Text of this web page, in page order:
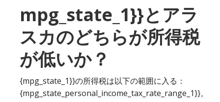
mpg_state_1}}とアラ
スカのどちらが所得税
が低いか？
{mpg_state_1}}の所得税は以下の範囲に入る：
{mpg_state_personal_income_tax_rate_range_1}}。